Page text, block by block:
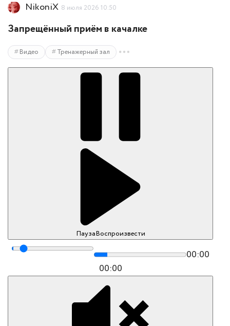
NikoniX 8 июля 2026 10:50
Запрещённый приём в качалке
Видео Тренажерный зал
ПаузаВоспроизвести
00:00
00:00